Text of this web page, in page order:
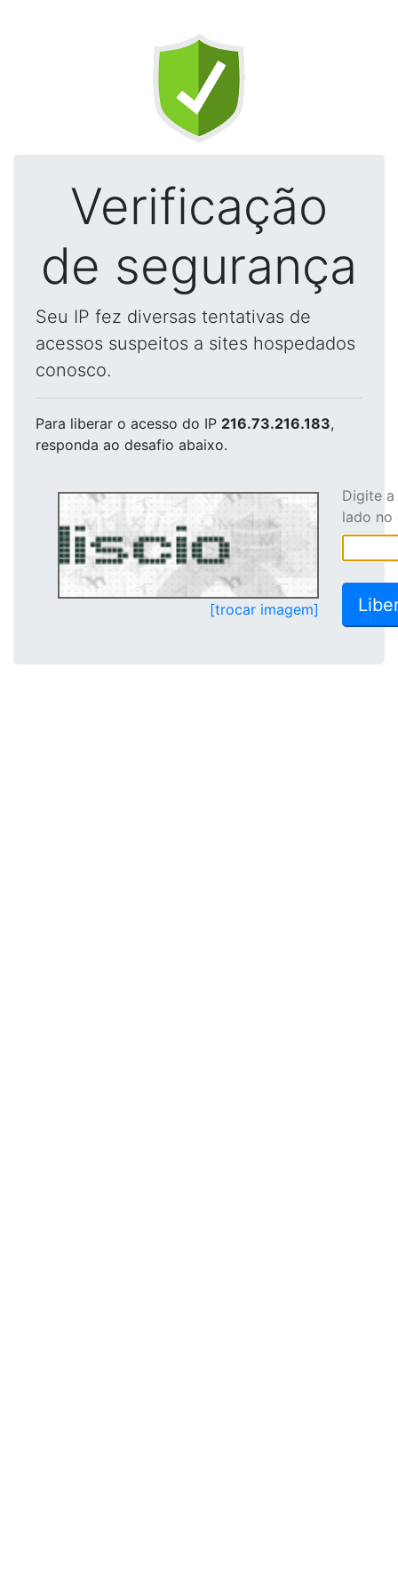
Verificação
de segurança
Seu IP fez diversas tentativas de
acessos suspeitos a sites hospedados
conosco.
Para liberar o acesso do IP 216.73.216.183,
responda ao desafio abaixo.
[trocar imagem]
Digite
lado no